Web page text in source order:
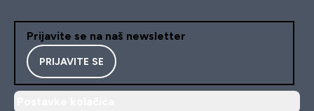
Prijavite se na naš newsletter
PRIJAVITE SE